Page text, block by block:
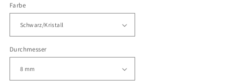
Farbe
Durchmesser